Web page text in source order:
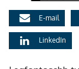
E-mail
LinkedIn